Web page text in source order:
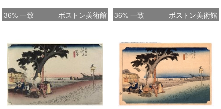
36% 一致 ボストン美術館 36% 一致 ボストン美術館